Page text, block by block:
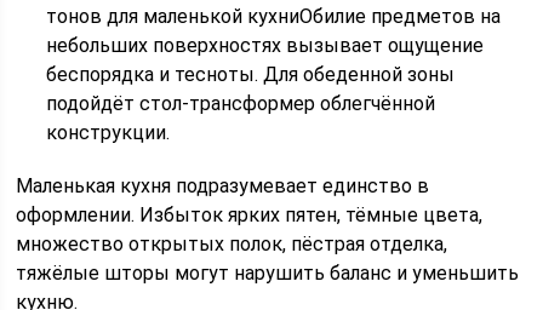
тонов для маленькой кухниОбилие предметов на
небольших поверхностях вызывает ощущение
беспорядка и тесноты. Для обеденной зоны
подойдёт стол-трансформер облегчённой
конструкции.
Маленькая кухня подразумевает единство в
оформлении. Избыток ярких пятен, тёмные цвета,
множество открытых полок, пёстрая отделка,
тяжёлые шторы могут нарушить баланс и уменьшить
кухню.